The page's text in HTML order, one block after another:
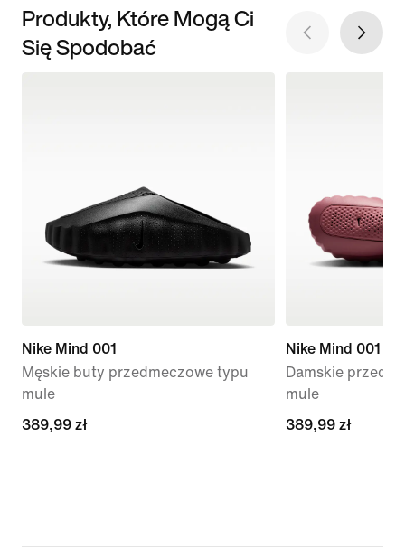
Produkty, Które Mogą Ci
Się Spodobać
Nike Mind 001
Męskie buty przedmeczowe typu
mule
389,99 zł
389,99 zł
Nike Mind 001
Damskie
mule
389,99 zł
389,99 zł